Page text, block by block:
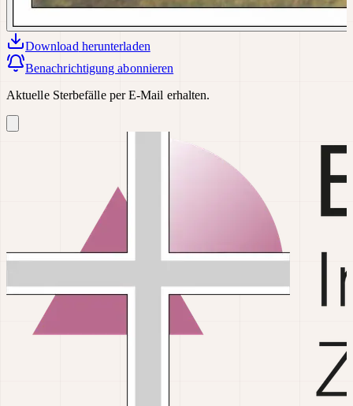
Download herunterladen
Benachrichtigung abonnieren
Aktuelle Sterbefälle per E-Mail erhalten.